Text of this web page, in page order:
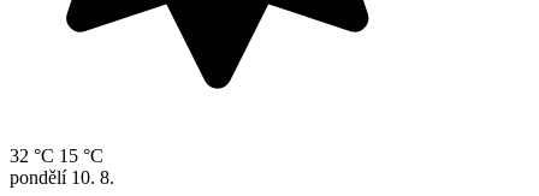
32 °C 15 °C
pondělí 10. 8.